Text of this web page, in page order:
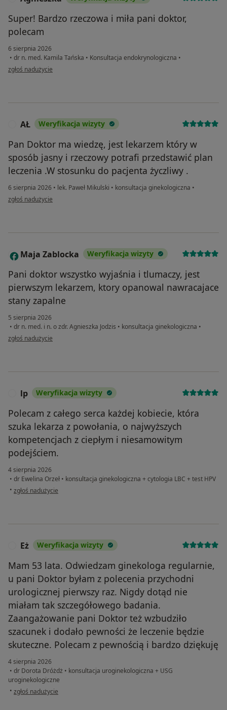
Super! Bardzo rzeczowa i miła pani doktor,
polecam
6 sierpnia 2026
• dr n. med. Kamila Tańska • Konsultacja endokrynologiczna •
w opinii użytkownika Agnieszka
zgłoś nadużycie
AŁ Weryfikacja wizyty
Pan Doktor ma wiedzę, jest lekarzem który w
sposób jasny i rzeczowy potrafi przedstawić plan
leczenia .W stosunku do pacjenta życzliwy .
6 sierpnia 2026 • lek. Paweł Mikulski • konsultacja ginekologiczna •
w opinii użytkownika AŁ
zgłoś nadużycie
M Maja Zablocka Weryfikacja wizyty
Pani doktor wszystko wyjaśnia i tlumaczy, jest
pierwszym lekarzem, ktory opanowal nawracajace
stany zapalne
5 sierpnia 2026
• dr n. med. i n. o zdr. Agnieszka Jodzis • konsultacja ginekologiczna •
w opinii użytkownika Maja Zablocka
zgłoś nadużycie
lp Weryfikacja wizyty
Polecam z całego serca każdej kobiecie, która
szuka lekarza z powołania, o najwyższych
kompetencjach z ciepłym i niesamowitym
podejściem.
4 sierpnia 2026
• dr Ewelina Orzeł • konsultacja ginekologiczna + cytologia LBC + test HPV
• w opinii użytkownika lp
zgłoś nadużycie
Eż Weryfikacja wizyty
Mam 53 lata. Odwiedzam ginekologa regularnie,
u pani Doktor byłam z polecenia przychodni
urologicznej pierwszy raz. Nigdy dotąd nie
miałam tak szczegółowego badania.
Zaangażowanie pani Doktor też wzbudziło
szacunek i dodało pewności że leczenie będzie
skuteczne. Polecam z pewnością i bardzo dziękuję
4 sierpnia 2026
• dr Dorota Dróżdż • konsultacja uroginekologiczna + USG
uroginekologiczne
• w opinii użytkownika Eż
zgłoś nadużycie